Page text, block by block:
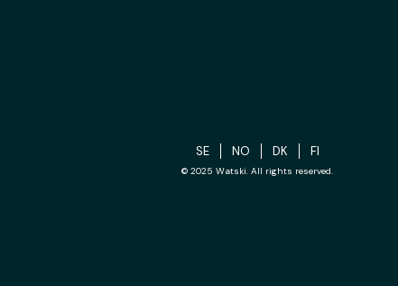
SE NO DK FI
© 2025 Watski. All rights reserved.